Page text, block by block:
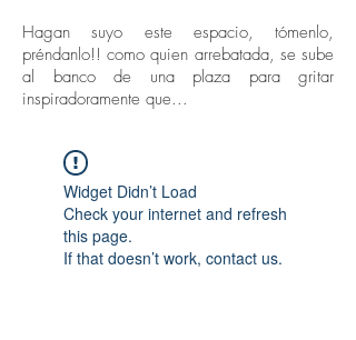
Hagan suyo este espacio, tómenlo,
préndanlo!! como quien arrebatada, se sube
al banco de una plaza para gritar
inspiradoramente que...
Widget Didn’t Load
Check your internet and refresh
this page.
If that doesn’t work, contact us.